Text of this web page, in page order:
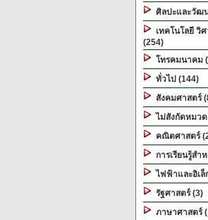
ศิลปะและวัฒ
เทคโนโลยี วิ
(254)
โทรคมนาคม
ทั่วไป (144)
สังคมศาสตร์
ไม่สังกัดหมวด
คณิตศาสตร์
การเรียนรู้สำ
ไฟฟ้าและอิเล็
รัฐศาสตร์ (3)
ภาษาศาสตร์